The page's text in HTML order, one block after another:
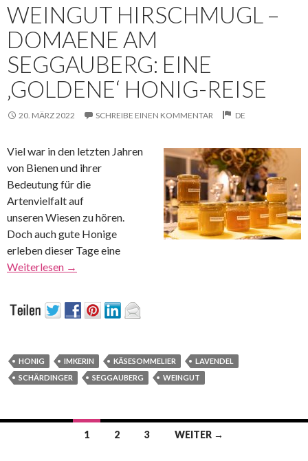
WEINGUT HIRSCHMUGL –
DOMAENE AM
SEGGAUBERG: EINE
‚GOLDENE‘ HONIG-REISE
20. MÄRZ 2022 SCHREIBE EINEN KOMMENTAR DE
Viel war in den letzten Jahren
von Bienen und ihrer
Bedeutung für die
Artenvielfalt auf
unseren Wiesen zu hören.
Doch auch gute Honige
erleben dieser Tage eine
Weiterlesen →
HONIG IMKERIN KÄSESOMMELIER
LAVENDEL
SCHÄRDINGER
SEGGAUBERG WEINGUT
1 2 3 WEITER →